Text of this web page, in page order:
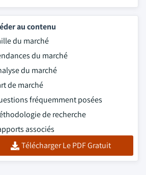
au contenu
du marché
du marché
du marché
de marché
fréquemment posées
de recherche
associés
Télécharger Le PDF Gratuit